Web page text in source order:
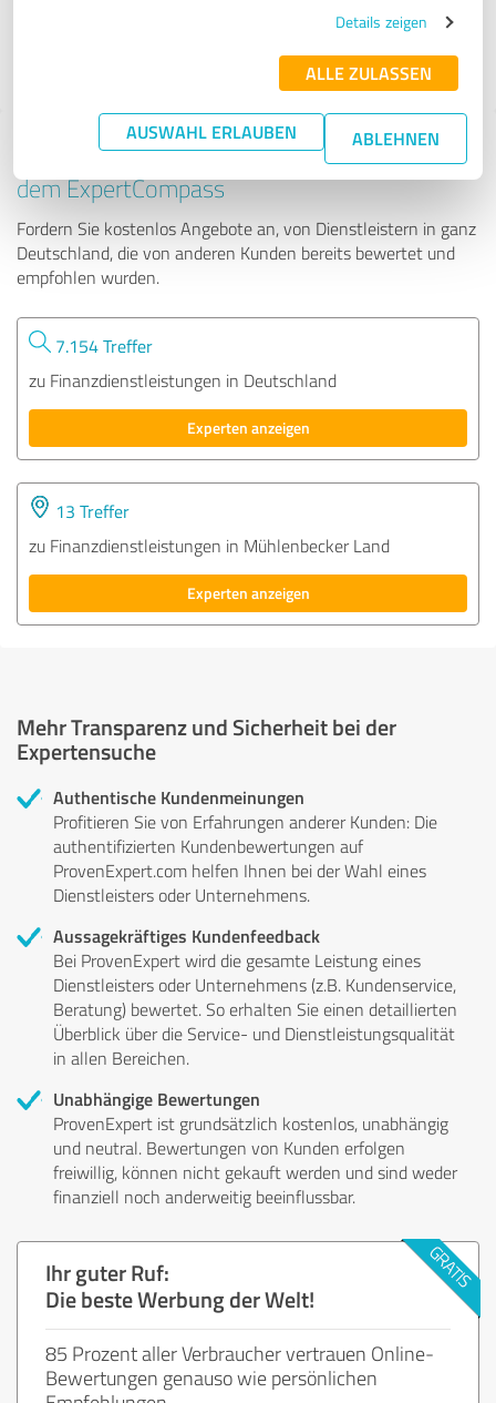
Details zeigen
ALLE ZULASSEN
AUSWAHL ERLAUBEN ABLEHNEN
Tipp: Die passenden Experten finden - mit
dem ExpertCompass
Fordern Sie kostenlos Angebote an, von Dienstleistern in ganz
Deutschland, die von anderen Kunden bereits bewertet und
empfohlen wurden.
7.154 Treffer
zu Finanzdienstleistungen in Deutschland
Experten anzeigen
13 Treffer
zu Finanzdienstleistungen in Mühlenbecker Land
Experten anzeigen
Mehr Transparenz und Sicherheit bei der
Expertensuche
Authentische Kundenmeinungen
Profitieren Sie von Erfahrungen anderer Kunden: Die
authentifizierten Kundenbewertungen auf
ProvenExpert.com helfen Ihnen bei der Wahl eines
Dienstleisters oder Unternehmens.
Aussagekräftiges Kundenfeedback
Bei ProvenExpert wird die gesamte Leistung eines
Dienstleisters oder Unternehmens (z.B. Kundenservice,
Beratung) bewertet. So erhalten Sie einen detaillierten
Überblick über die Service- und Dienstleistungsqualität
in allen Bereichen.
Unabhängige Bewertungen
ProvenExpert ist grundsätzlich kostenlos, unabhängig
und neutral. Bewertungen von Kunden erfolgen
freiwillig, können nicht gekauft werden und sind weder
finanziell noch anderweitig beeinflussbar.
Ihr guter Ruf:
Die beste Werbung der Welt!
85 Prozent aller Verbraucher vertrauen Online-
Bewertungen genauso wie persönlichen